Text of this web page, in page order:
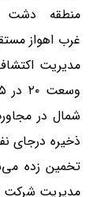
مدیریت
تخمین زده
مدیریت شرکت